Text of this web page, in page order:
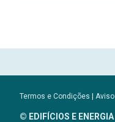
Termos e Condições | Aviso
© EDIFÍCIOS E ENERGIA